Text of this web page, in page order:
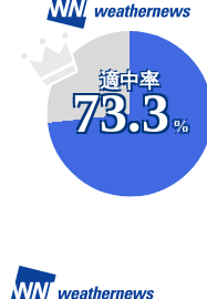
適中率
73.3
%